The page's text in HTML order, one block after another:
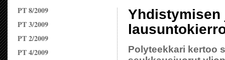
PT 8/2009
PT 3/2009
PT 2/2009
PT 4/2009
Polyteekkari kertoo